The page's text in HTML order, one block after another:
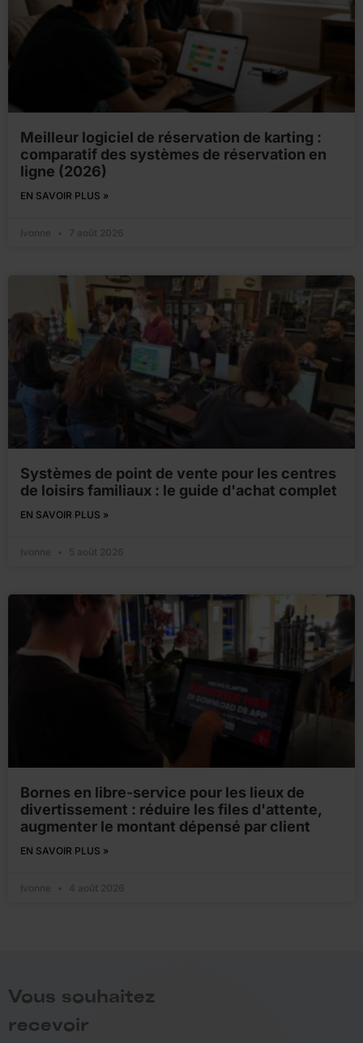
Meilleur logiciel de réservation de karting :
comparatif des systèmes de réservation en
ligne (2026)
EN SAVOIR PLUS »
Systèmes de point de vente pour les centres
de loisirs familiaux : le guide d'achat complet
EN SAVOIR PLUS »
Bornes en libre-service pour les lieux de
divertissement : réduire les files d'attente,
augmenter le montant dépensé par client
EN SAVOIR PLUS »
Vous souhaitez
recevoir